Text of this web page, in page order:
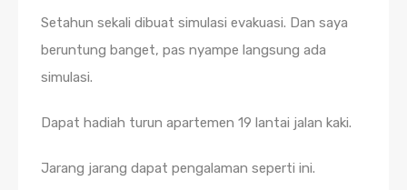
Setahun sekali dibuat simulasi evakuasi. Dan saya
beruntung banget, pas nyampe langsung ada
simulasi.
Dapat hadiah turun apartemen 19 lantai jalan kaki.
Jarang jarang dapat pengalaman seperti ini.